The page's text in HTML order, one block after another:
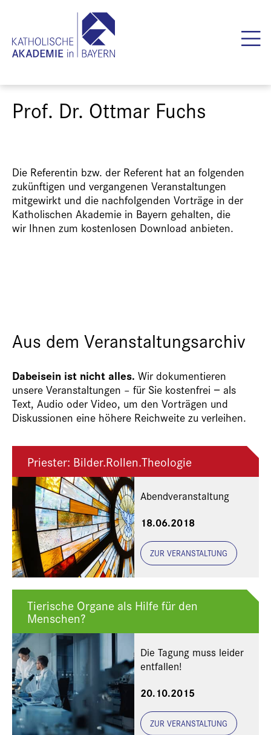
Prof. Dr. Ottmar Fuchs
Die Referentin bzw. der Referent hat an folgenden
zukünftigen und vergangenen Veranstaltungen
mitgewirkt und die nachfolgenden Vorträge in der
Katholischen Akademie in Bayern gehalten, die
wir Ihnen zum kostenlosen Download anbieten.
Aus dem Veranstaltungsarchiv
Dabeisein ist nicht alles. Wir dokumentieren
unsere Veranstaltungen – für Sie kostenfrei − als
Text, Audio oder Video, um den Vorträgen und
Diskussionen eine höhere Reichweite zu verleihen.
Priester: Bilder.Rollen.Theologie
Abendveranstaltung
18.06.2018
ZUR VERANSTALTUNG
Tierische Organe als Hilfe für den
Menschen?
Die Tagung muss leider
entfallen!
20.10.2015
ZUR VERANSTALTUNG